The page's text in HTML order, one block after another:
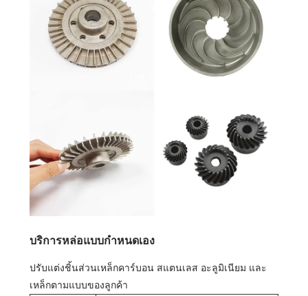
บริการหล่อแบบกำหนดเอง
ปรับแต่งชิ้นส่วนเหล็กคาร์บอน สแตนเลส อะลูมิเนียม และ
เหล็กตามแบบของลูกค้า